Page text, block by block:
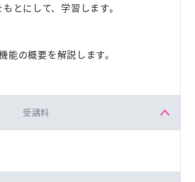
とにして、学習します。
能の概要を解説します。
受講料